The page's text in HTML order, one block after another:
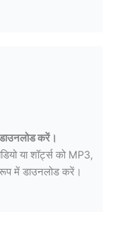
करें।
या शॉर्ट्स को MP3,
में डाउनलोड करें।